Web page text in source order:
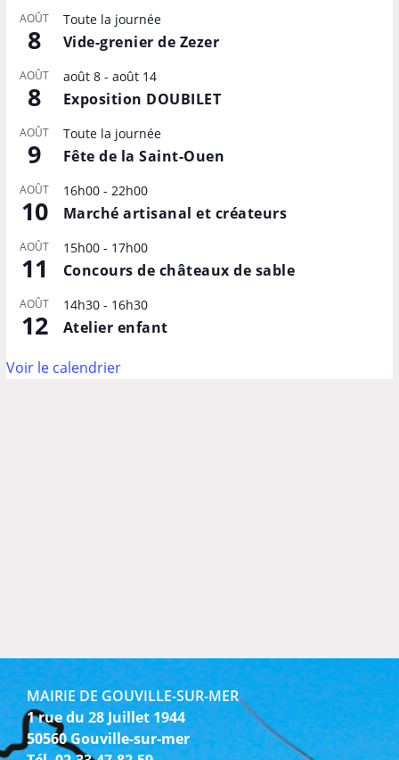
AOÛT
8
Toute la journée
Vide-grenier de Zezer
AOÛT
8
août 8- août 14
Exposition DOUBILET
AOÛT
9
Toute la journée
Fête de la Saint-Ouen
AOÛT
10
16h00- 22h00
Marché artisanal et créateurs
AOÛT
11
15h00- 17h00
Concours de châteaux de sable
AOÛT
12
14h30- 16h30
Atelier enfant
Voir le calendrier
MAIRIE DE GOUVILLE-SUR-MER
1 rue du 28 Juillet 1944
50560 Gouville-sur-mer